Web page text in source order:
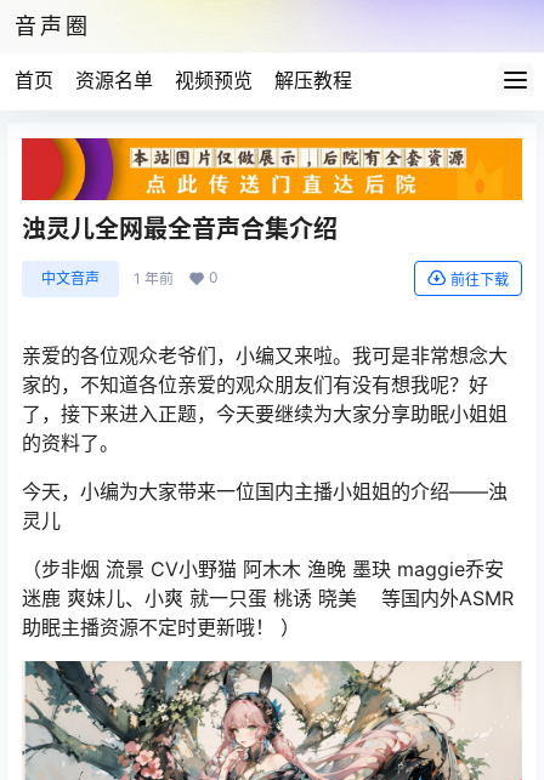
音声圈
首页 资源名单 视频预览 解压教程
浊灵儿全网最全音声合集介绍
中文音声 1 年前 0 前往下载
亲爱的各位观众老爷们，小编又来啦。我可是非常想念大
家的，不知道各位亲爱的观众朋友们有没有想我呢？好
了，接下来进入正题，今天要继续为大家分享助眠小姐姐
的资料了。
今天，小编为大家带来一位国内主播小姐姐的介绍——浊
灵儿
（步非烟 流景 CV小野猫 阿木木 渔晚 墨玦 maggie乔安
迷鹿 爽妹儿、小爽 就一只蛋 桃诱 晓美 等国内外ASMR
助眠主播资源不定时更新哦！ ）